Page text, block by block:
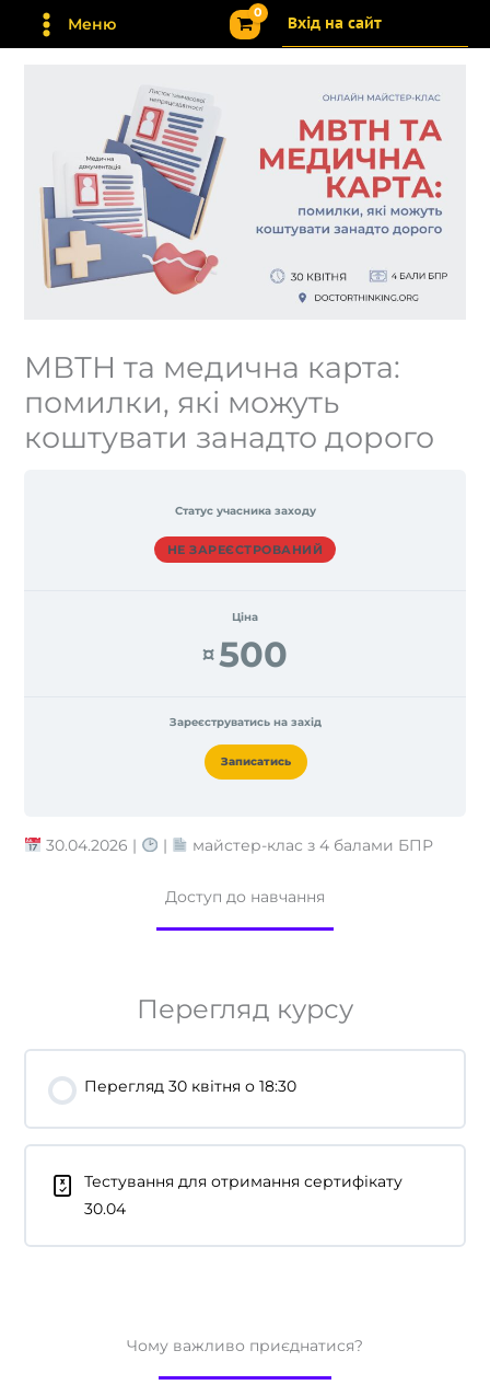
Перейти
Меню Вхід на сайт
МВТН та медична карта:
помилки, які можуть
коштувати занадто дорого
Статус учасника заходу
НЕ ЗАРЕЄСТРОВАНИЙ
Ціна
¤ 500
Зареєструватись на захід
Записатись
30.04.2026 | | майстер-клас з 4 балами БПР
Доступ до навчання
Перегляд курсу
Перегляд 30 квітня о 18:30
Тестування для отримання сертифікату
30.04
Чому важливо приєднатися?